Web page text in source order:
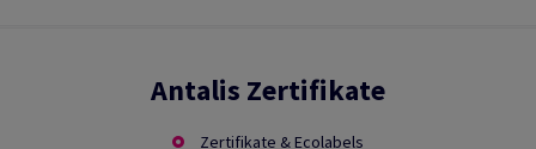
Antalis Zertifikate
Zertifikate & Ecolabels